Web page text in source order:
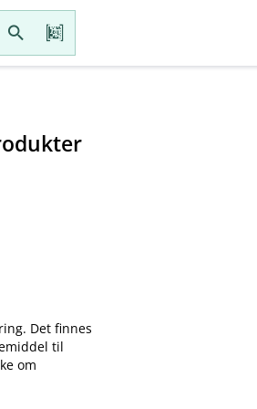
Det finnes
til
om